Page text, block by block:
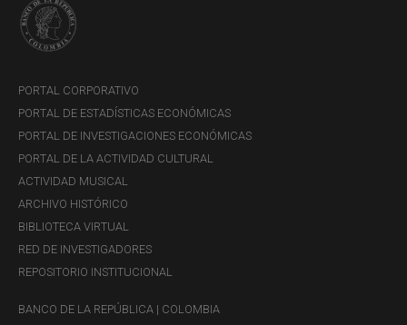
inventarios en la producción de alimentos y bebidas
afectaron la...
PORTAL CORPORATIVO
PORTAL DE ESTADÍSTICAS ECONÓMICAS
PORTAL DE INVESTIGACIONES ECONÓMICAS
PORTAL DE LA ACTIVIDAD CULTURAL
ACTIVIDAD MUSICAL
ARCHIVO HISTÓRICO
BIBLIOTECA VIRTUAL
RED DE INVESTIGADORES
REPOSITORIO INSTITUCIONAL
BANCO DE LA REPÚBLICA | COLOMBIA